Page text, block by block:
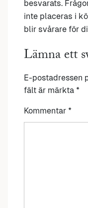
besvarats.
inte placeras i
blir svårare för
Lämna ett
E-postadressen
fält är märkta *
Kommentar *